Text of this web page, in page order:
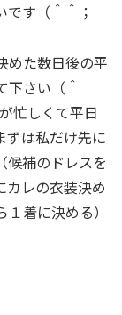
す（＾＾；
めた数日後の平
下さい（＾
忙しくて平日
ずは私だけ先に
候補のドレスを
カレの衣装決め
着に決める）